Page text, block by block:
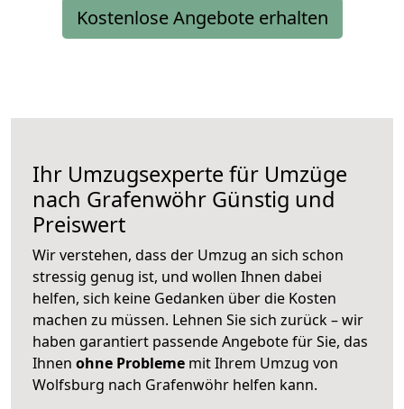
Kostenlose Angebote erhalten
Ihr Umzugsexperte für Umzüge
nach Grafenwöhr Günstig und
Preiswert
Wir verstehen, dass der Umzug an sich schon
stressig genug ist, und wollen Ihnen dabei
helfen, sich keine Gedanken über die Kosten
machen zu müssen. Lehnen Sie sich zurück – wir
haben garantiert passende Angebote für Sie, das
Ihnen ohne Probleme mit Ihrem Umzug von
Wolfsburg nach Grafenwöhr helfen kann.